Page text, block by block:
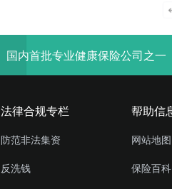
国内首批专业健康保险公司之一
法律合规专栏
防范非法集资
反洗钱
帮助信
网站地图
保险百科